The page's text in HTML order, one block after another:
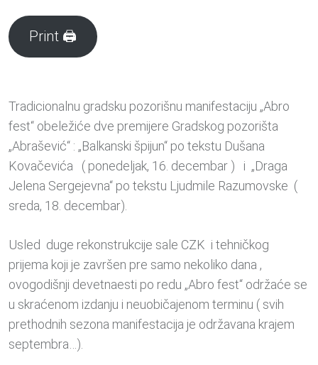
Print 🖨
Tradicionalnu gradsku pozorišnu manifestaciju „Abro
fest“ obeležiće dve premijere Gradskog pozorišta
„Abrašević“ : „Balkanski špijun“ po tekstu Dušana
Kovačevića ( ponedeljak, 16. decembar ) i „Draga
Jelena Sergejevna“ po tekstu Ljudmile Razumovske (
sreda, 18. decembar).
Usled duge rekonstrukcije sale CZK i tehničkog
prijema koji je završen pre samo nekoliko dana ,
ovogodišnji devetnaesti po redu „Abro fest“ održaće se
u skraćenom izdanju i neuobičajenom terminu ( svih
prethodnih sezona manifestacija je održavana krajem
septembra…).